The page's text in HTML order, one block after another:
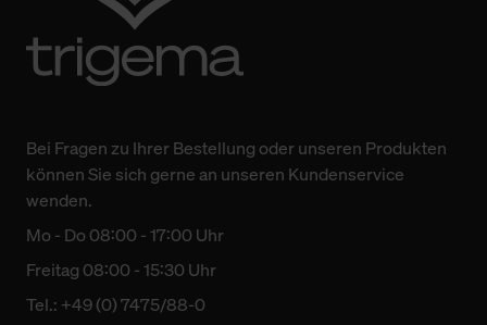
Bei Fragen zu Ihrer Bestellung oder unseren Produkten
können Sie sich gerne an unseren Kundenservice
wenden.
Mo - Do 08:00 - 17:00 Uhr
Freitag 08:00 - 15:30 Uhr
Tel.: +49 (0) 7475/88-0